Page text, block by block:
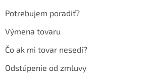
Potrebujem poradiť?
Výmena tovaru
Čo ak mi tovar nesedí?
Odstúpenie od zmluvy